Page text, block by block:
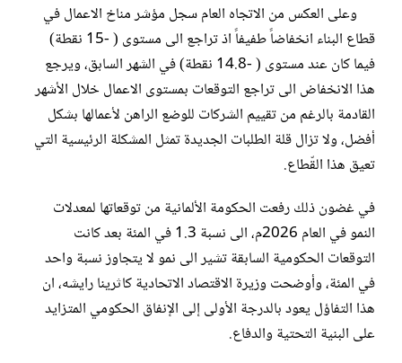
وعلى العكس من الاتجاه العام سجل مؤشر مناخ الاعمال في
قطاع البناء انخفاضاً طفيفاً اذ تراجع الى مستوى ( -15 نقطة)
فيما كان عند مستوى ( -14.8 نقطة) في الشهر السابق، ويرجع
هذا الانخفاض الى تراجع التوقعات بمستوى الاعمال خلال الأشهر
القادمة بالرغم من تقييم الشركات للوضع الراهن لأعمالها بشكل
أفضل، ولا تزال قلة الطلبات الجديدة تمثل المشكلة الرئيسية التي
تعيق هذا القّطاع.
في غضون ذلك رفعت الحكومة الألمانية من توقعاتها لمعدلات
النمو في العام 2026م، الى نسبة 1.3 في المئة بعد كانت
التوقعات الحكومية السابقة تشير الى نمو لا يتجاوز نسبة واحد
في المئة، وأوضحت وزيرة الاقتصاد الاتحادية كاثرينا رايشه، ان
هذا التفاؤل يعود بالدرجة الأولى إلى الإنفاق الحكومي المتزايد
على البنية التحتية والدفاع.